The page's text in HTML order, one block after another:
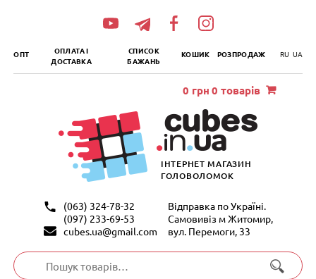
ОПТ
ОПЛАТА І
ДОСТАВКА
СПИСОК
БАЖАНЬ
КОШИК РОЗПРОДАЖ RU UA
ІНТЕРНЕТ МАГАЗИН
ГОЛОВОЛОМОК
(063) 324-78-32
(097) 233-69-53
cubes.ua@gmail.com
Відправка по Україні.
Самовивіз м Житомир,
вул. Перемоги, 33
Шукати:
0 грн 0 товарів